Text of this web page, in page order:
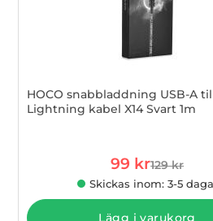
HOCO snabbladdning USB-A
Lightning kabel X14 Svart 1m
rea pris
99 krtidigare
129 kr
Skickas inom: 3-5
Lägg i varukorg